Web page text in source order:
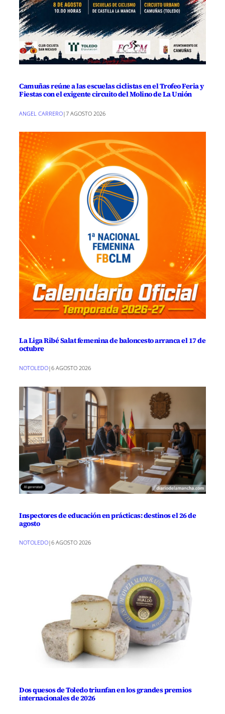
Camuñas reúne a las escuelas ciclistas en el Trofeo Feria y
Fiestas con el exigente circuito del Molino de La Unión
ANGEL CARRERO|7 AGOSTO 2026
La Liga Ribé Salat femenina de baloncesto arranca el 17 de
octubre
NOTOLEDO|6 AGOSTO 2026
Inspectores de educación en prácticas: destinos el 26 de
agosto
NOTOLEDO|6 AGOSTO 2026
Dos quesos de Toledo triunfan en los grandes premios
internacionales de 2026